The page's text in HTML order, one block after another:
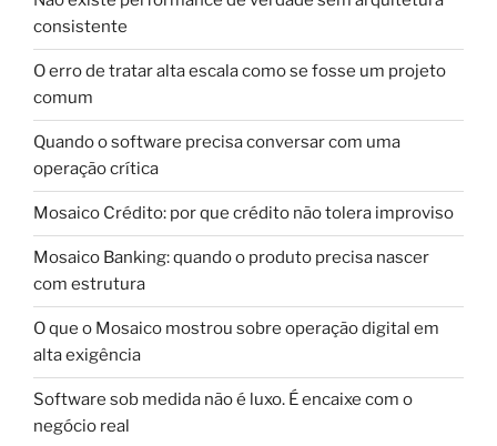
consistente
O erro de tratar alta escala como se fosse um projeto
comum
Quando o software precisa conversar com uma
operação crítica
Mosaico Crédito: por que crédito não tolera improviso
Mosaico Banking: quando o produto precisa nascer
com estrutura
O que o Mosaico mostrou sobre operação digital em
alta exigência
Software sob medida não é luxo. É encaixe com o
negócio real